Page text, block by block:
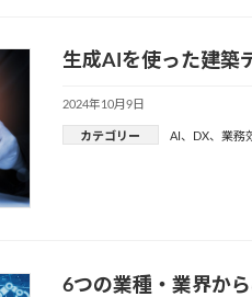
生成AIを使った建築
2024年10月9日
カテゴリー AI、 DX、 業務
6つの業種・業界か